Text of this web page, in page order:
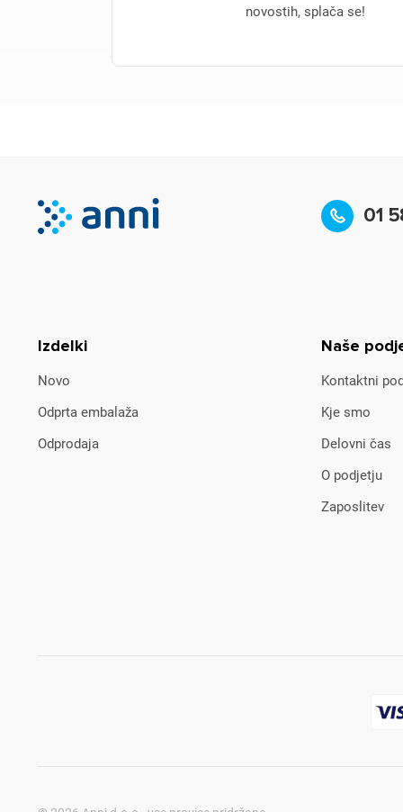
novostih, splača se!
01
Izdelki
Novo
Odprta embalaža
Odprodaja
Naše
Kontaktni
Kje smo
Delovni čas
O podjetju
Zaposlitev